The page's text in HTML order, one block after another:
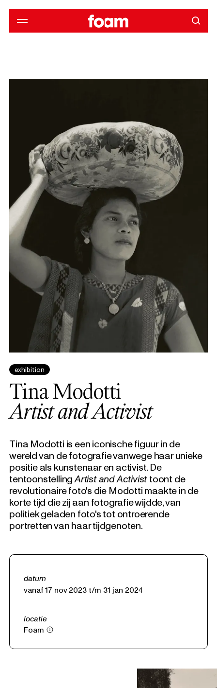
exhibition
Tina Modotti
Artist and Activist
Tina Modotti is een iconische figuur in de
wereld van de fotografie vanwege haar unieke
positie als kunstenaar en activist. De
tentoonstelling Artist and Activist toont de
revolutionaire foto's die Modotti maakte in de
korte tijd die zij aan fotografie wijdde, van
politiek geladen foto's tot ontroerende
portretten van haar tijdgenoten.
datum
vanaf 17 nov 2023 t/m 31 jan 2024
locatie
Foam